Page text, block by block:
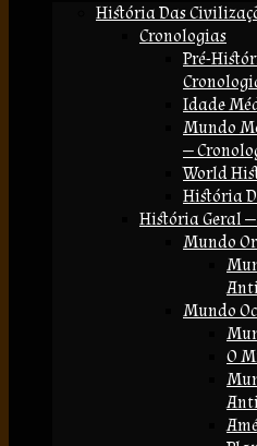
História Das
Cronologias
Pré-
Idade
Mundo
—
World
História
História Geral
Mundo
Mundo
O